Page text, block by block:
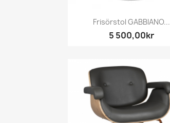
Snabbvy
Frisörstol GABBIANO...
5 500,00kr